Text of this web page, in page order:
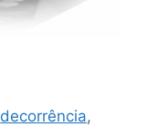
decorrência,